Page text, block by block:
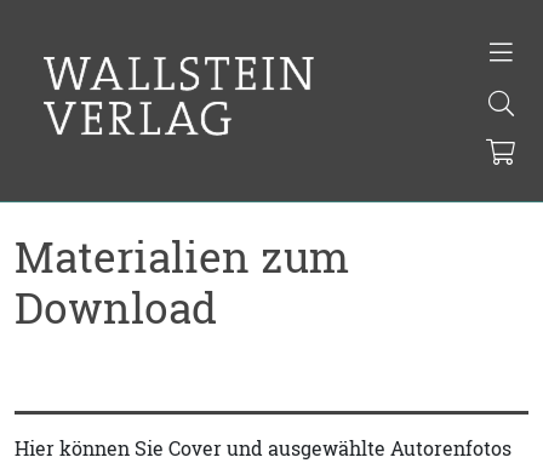
Materialien zum
Download
Hier können Sie Cover und ausgewählte Autorenfotos